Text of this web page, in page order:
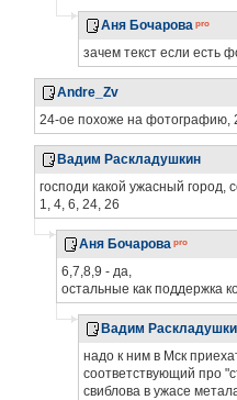
Аня Бочарова
зачем текст если есть
Andre_Zv
24-ое похоже на фотографию,
Вадим Раскладушкин
господи какой ужасный город,
1, 4, 6, 24, 26
Аня Бочарова
6,7,8,9 - да,
остальные как поддержка
Вадим
надо к ним в Мск
соответствующий про
свиблова в ужасе